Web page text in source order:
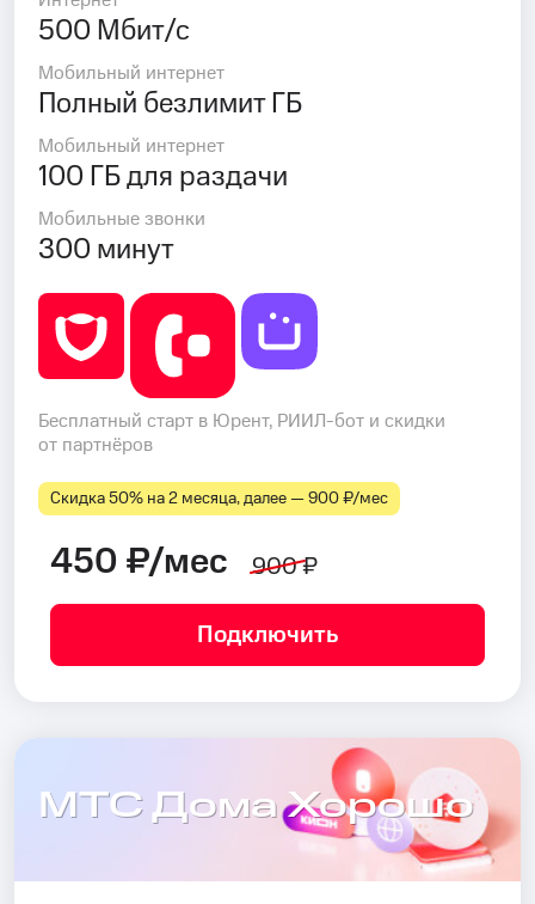
500 Мбит/с
Мобильный интернет
Полный безлимит ГБ
Мобильный интернет
100 ГБ для раздачи
Мобильные звонки
300 минут
Бесплатный старт в Юрент, РИИЛ-бот и скидки
от партнёров
Скидка 50% на 2 месяца, далее — 900 ₽⁠/⁠мес
450 ₽/мес 900 ₽
Подключить
МТС Дома Хорошо